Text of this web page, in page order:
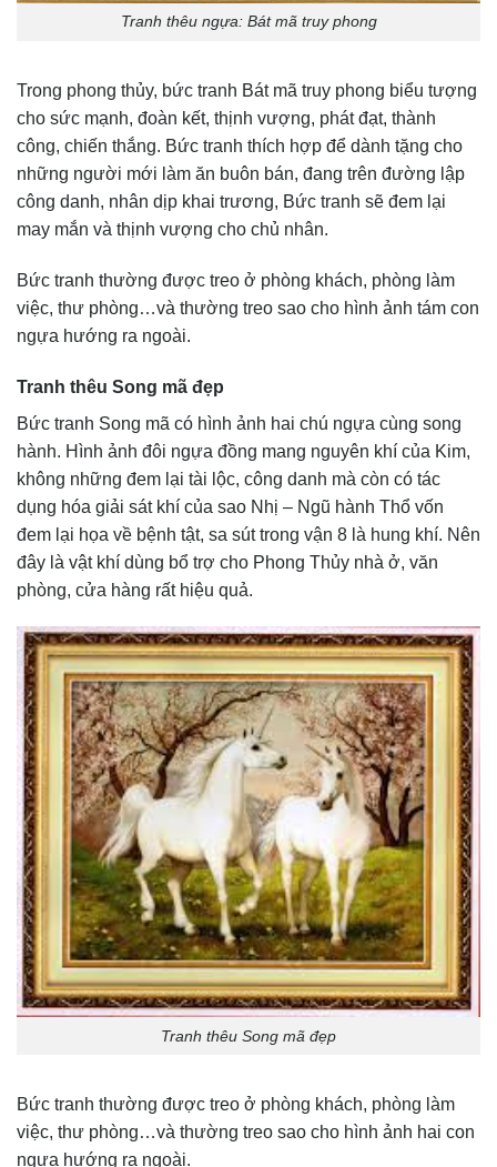
Tranh thêu ngựa: Bát mã truy phong
Trong phong thủy, bức tranh Bát mã truy phong biểu tượng
cho sức mạnh, đoàn kết, thịnh vượng, phát đạt, thành
công, chiến thắng. Bức tranh thích hợp để dành tặng cho
những người mới làm ăn buôn bán, đang trên đường lập
công danh, nhân dịp khai trương, Bức tranh sẽ đem lại
may mắn và thịnh vượng cho chủ nhân.
Bức tranh thường được treo ở phòng khách, phòng làm
việc, thư phòng…và thường treo sao cho hình ảnh tám con
ngựa hướng ra ngoài.
Tranh thêu Song mã đẹp
Bức tranh Song mã có hình ảnh hai chú ngựa cùng song
hành. Hình ảnh đôi ngựa đồng mang nguyên khí của Kim,
không những đem lại tài lộc, công danh mà còn có tác
dụng hóa giải sát khí của sao Nhị – Ngũ hành Thổ vốn
đem lại họa về bệnh tật, sa sút trong vận 8 là hung khí. Nên
đây là vật khí dùng bổ trợ cho Phong Thủy nhà ở, văn
phòng, cửa hàng rất hiệu quả.
Tranh thêu Song mã đẹp
Bức tranh thường được treo ở phòng khách, phòng làm
việc, thư phòng…và thường treo sao cho hình ảnh hai con
ngựa hướng ra ngoài.